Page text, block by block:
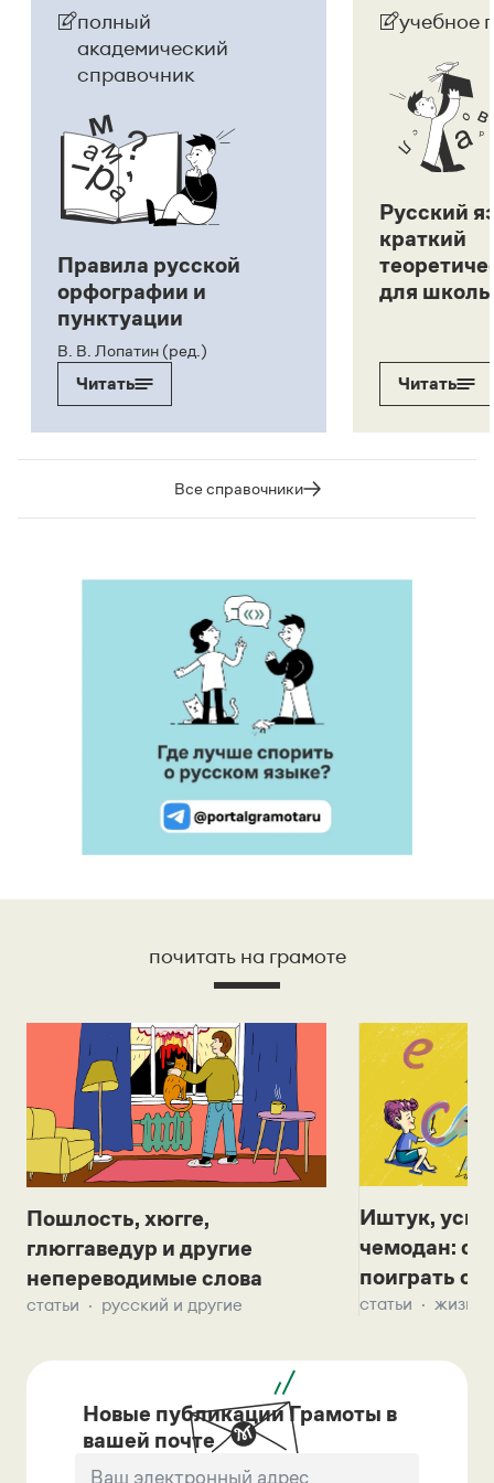
полный
академический
справочник
Правила русской
орфографии и
пунктуации
В. В. Лопатин (ред.)
Читать
учебное
Русский
краткий
для
Читать
Все справочники
почитать на грамоте
Пошлость, хюгге,
глюггаведур и другие
непереводимые слова
статьи русский и другие
Иштук,
чемодан:
поиграть с
статьи жизнь
Новые публикации Грамоты в
вашей почте